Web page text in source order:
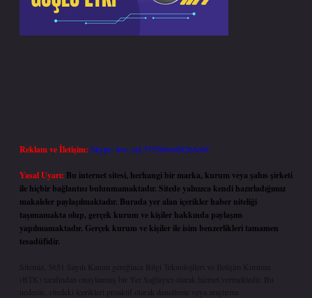
Reklam ve İletişim: Skype: live:.cid.575569c608265c69
Yasal Uyarı: Bu internet sitesi, herhangi bir marka, kurum veya şahıs şirketi
ile hiçbir bağlantısı bulunmamaktadır. Sitede yalnızca kendi hazırladığımız
makaleler paylaşılmaktadır. Burada yer alan içerikler haber niteliği
taşımamakta olup, gerçek kurum ve kişiler hakkında paylaşım
yapılmamaktadır. Gerçek kurum ve kişiler ile isim benzerlikleri tamamen
tesadüfidir.
Sitemiz, 5651 Sayılı Kanun gereğince Bilgi Teknolojileri ve İletişim Kurumu
(BTK) tarafından onaylanmış bir Yer Sağlayıcı olarak hizmet vermektedir. Bu
nedenle, sitedeki içerikleri proaktif olarak denetleme veya araştırma